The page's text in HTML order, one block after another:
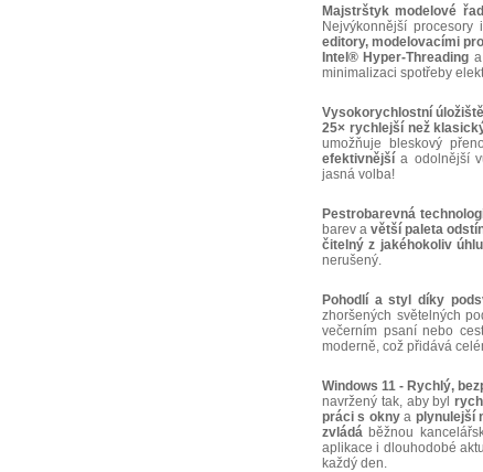
Majstrštyk modelové
Nejvýkonnější
editory, modelovacími
Intel® Hyper-Threading a
minimalizaci spotřeby
Vysokorychlostní
25× rychlejší než
umožňuje bleskový
efektivnější a odolnější
jasná volba!
Pestrobarevná
barev avětší paleta
čitelný z jakéhokoliv úhlu
nerušený.
Pohodlí a styl díky
zhoršených světelných
večerním psaní nebo
moderně, což přidává
Windows 11 - Rychlý,
navržený tak, aby byl
práci s oknya plynulejší
zvládá běžnou
aplikace i dlouhodobé
každý den.